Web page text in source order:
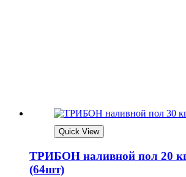
Quick View
ТРИБОН наливной пол 20
(64шт)